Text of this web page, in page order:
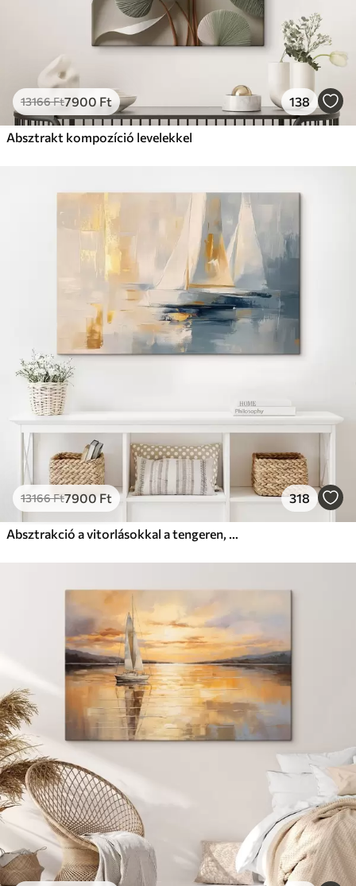
13166Ft7900 Ft 138
Absztrakt kompozíció levelekkel
13166Ft7900 Ft 318
Absztrakció a vitorlásokkal a tengeren, akril stílusban, naplemente